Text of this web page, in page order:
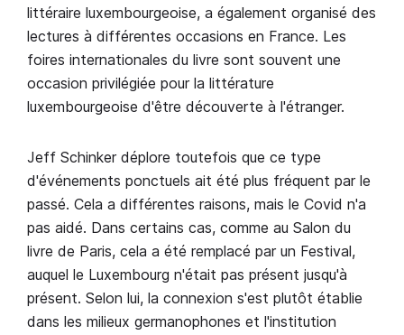
littéraire luxembourgeoise, a également organisé des
lectures à différentes occasions en France. Les
foires internationales du livre sont souvent une
occasion privilégiée pour la littérature
luxembourgeoise d'être découverte à l'étranger.
Jeff Schinker déplore toutefois que ce type
d'événements ponctuels ait été plus fréquent par le
passé. Cela a différentes raisons, mais le Covid n'a
pas aidé. Dans certains cas, comme au Salon du
livre de Paris, cela a été remplacé par un Festival,
auquel le Luxembourg n'était pas présent jusqu'à
présent. Selon lui, la connexion s'est plutôt établie
dans les milieux germanophones et l'institution